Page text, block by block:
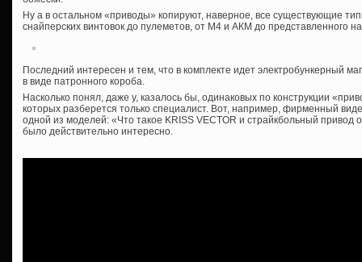
Ну а в остальном «приводы» копируют, наверное, все существующие
снайперских винтовок до пулеметов, от М4 и АКМ до представленного
Последний интересен и тем, что в комплекте идет электробункерный
в виде патронного короба.
Насколько понял, даже у, казалось бы, одинаковых по конструкции
которых разберется только специалист. Вот, например, фирменный
одной из моделей: «Что такое KRISS VECTOR и страйкбольный привод
было действительно интересно.